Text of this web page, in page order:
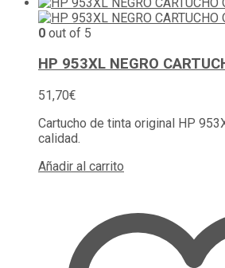
0 out of 5
HP 953XL NEGRO
51,70€
Cartucho de tinta original HP
calidad.
Añadir al carrito